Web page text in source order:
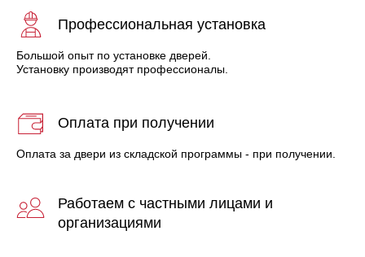
Профессиональная установка
Большой опыт по установке дверей.
Установку производят профессионалы.
Оплата при получении
Оплата за двери из складской программы - при получении.
Работаем с частными лицами и
организациями